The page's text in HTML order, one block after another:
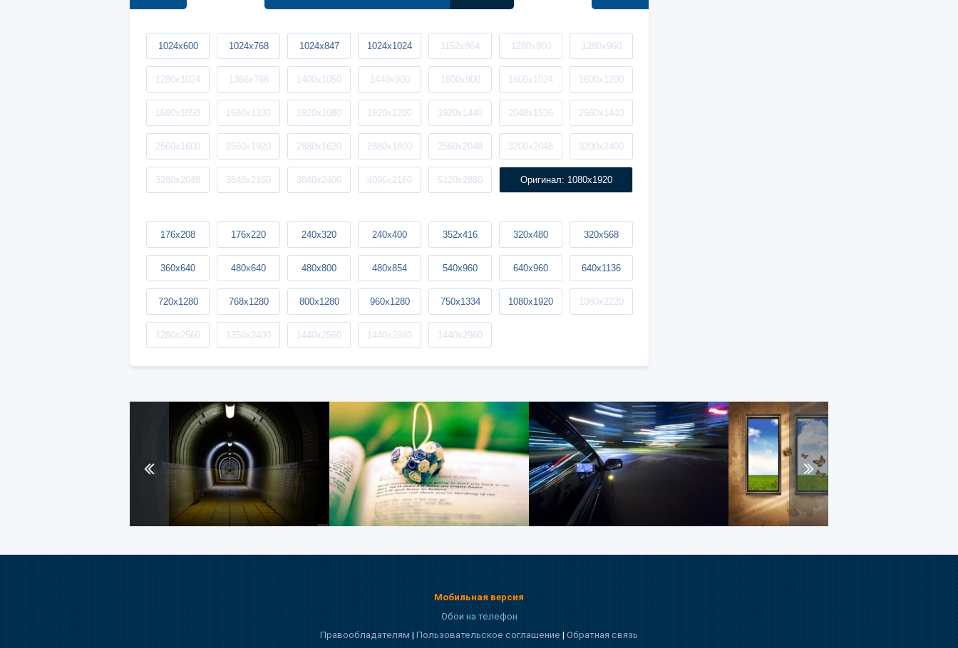
1024x600 1024x768 1024x847 1024x1024 1152x864 1280x800 1280x960
1280x1024 1366x768 1400x1050 1440x900 1600x900 1600x1024 1600x1200
1680x1050 1680x1330 1920x1080 1920x1200 1920x1440 2048x1536 2560x1440
2560x1600 2560x1920 2880x1620 2880x1800 2560x2048 3200x2048 3200x2400
3280x2048 3840x2160 3840x2400 4096x2160 5120x2880 Оригинал: 1080x1920
176x208 176x220 240x320 240x400 352x416 320x480 320x568
360x640 480x640 480x800 480x854 540x960 640x960 640x1136
720x1280 768x1280 800x1280 960x1280 750x1334 1080x1920 1080x2220
1280x2560 1350x2400 1440x2560 1440x2880 1440x2960
Мобильная версия
Обои на телефон
Правообладателям|Пользовательское соглашение|Обратная связь